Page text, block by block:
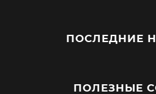
ПОСЛЕДНИЕ
ПОЛЕЗНЫЕ